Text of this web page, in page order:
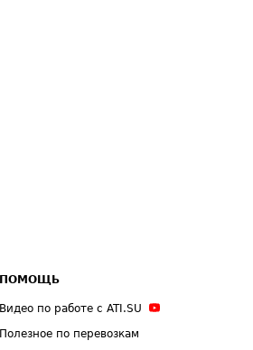
ПОМОЩЬ
Видео по работе с ATI.SU
Полезное по перевозкам